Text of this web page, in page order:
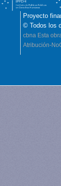
Proyecto
© Todos los
cbna Esta
Atribución-